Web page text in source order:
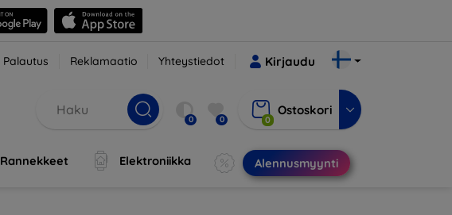
Palautus Reklamaatio Yhteystiedot Kirjaudu
0 0 0
Ostoskori
Rannekkeet Elektroniikka Alennusmyynti